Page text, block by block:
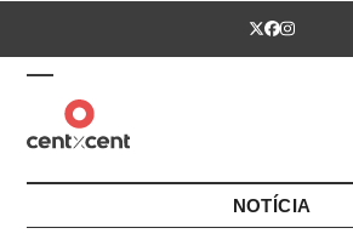
Twitter
Facebook
Instagram
Open
mobile
menu
Close
mobile
menu
NOTÍCIA